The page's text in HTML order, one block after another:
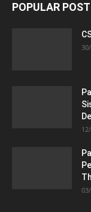
POPULAR